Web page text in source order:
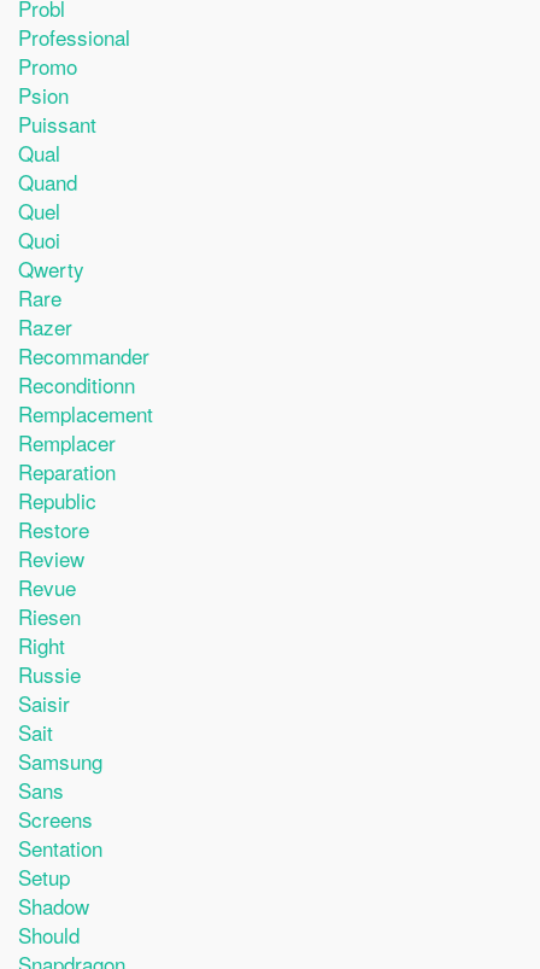
Probl
Professional
Promo
Psion
Puissant
Qual
Quand
Quel
Quoi
Qwerty
Rare
Razer
Recommander
Reconditionn
Remplacement
Remplacer
Reparation
Republic
Restore
Review
Revue
Riesen
Right
Russie
Saisir
Sait
Samsung
Sans
Screens
Sentation
Setup
Shadow
Should